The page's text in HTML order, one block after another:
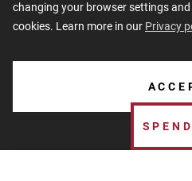
changing your browser settings and
cookies. Learn more in our Privacy
ÜBER UNS
Latviešu strēlnieku